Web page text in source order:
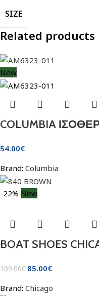
SIZE
Related products
New
COLUMBIA
54.00€
Brand: Columbia
-22% New
BOAT SHOES
109.00€ 85.00€
Brand: Chicago